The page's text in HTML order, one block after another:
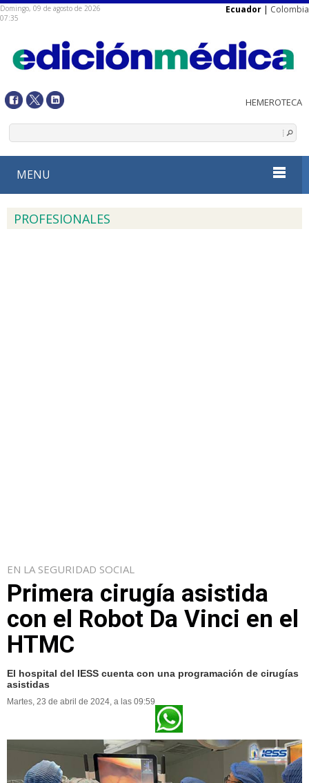
Domingo, 09 de agosto de 2026
07:35
Ecuador | Colombia
MENU
PROFESIONALES
EN LA SEGURIDAD SOCIAL
Primera cirugía asistida
con el Robot Da Vinci en el
HTMC
El hospital del IESS cuenta con una programación de cirugías
asistidas
Martes, 23 de abril de 2024, a las 09:59